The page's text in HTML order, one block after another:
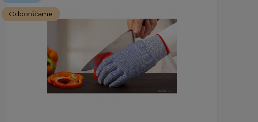
Odporúčame